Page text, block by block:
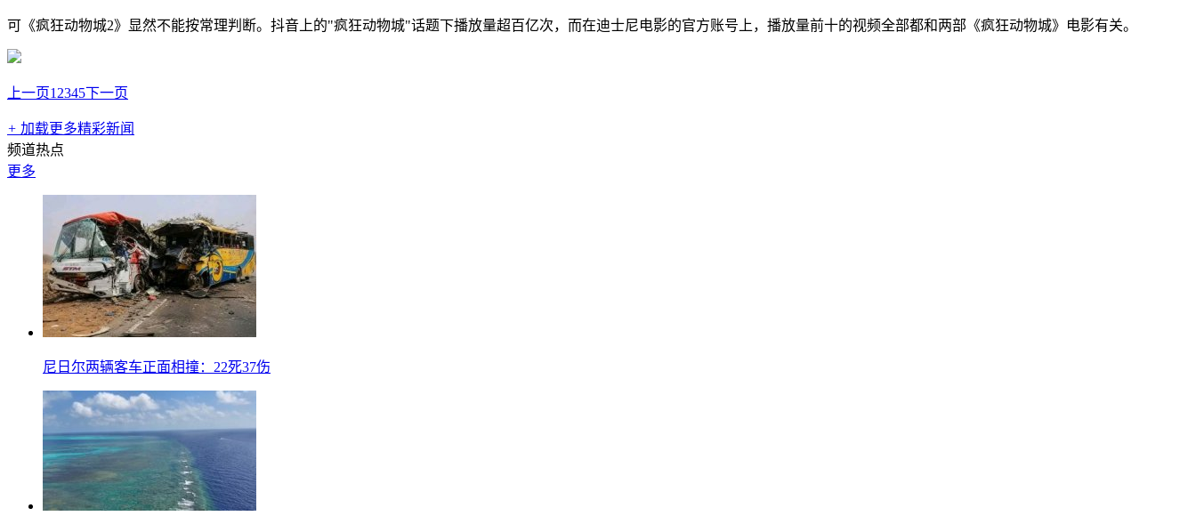
可《疯狂动物城2》显然不能按常理判断。抖音上的"疯狂动物城"话题下播放量超百亿次，而在迪士尼电影的官方账号上，播放量前十的视频全部都和两部《疯狂动物城》电影有关。
上一页1 2345下一页
+ 加载更多精彩新闻
频道热点
更多
尼日尔两辆客车正面相撞：22死37伤